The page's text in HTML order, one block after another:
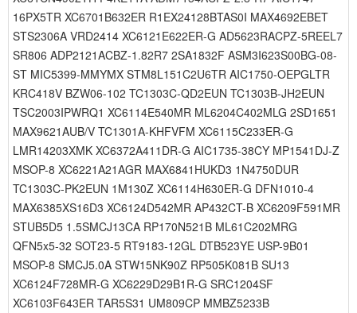
16PX5TR XC6701B632ER R1EX24128BTAS0I MAX4692EBET
STS2306A VRD2414 XC6121E622ER-G AD5623RACPZ-5REEL7
SR806 ADP2121ACBZ-1.82R7 2SA1832F ASM3I623S00BG-08-
ST MIC5399-MMYMX STM8L151C2U6TR AIC1750-OEPGLTR
KRC418V BZW06-102 TC1303C-QD2EUN TC1303B-JH2EUN
TSC2003IPWRQ1 XC6114E540MR ML6204C402MLG 2SD1651
MAX9621AUB/V TC1301A-KHFVFM XC6115C233ER-G
LMR14203XMK XC6372A411DR-G AIC1735-38CY MP1541DJ-Z
MSOP-8 XC6221A21AGR MAX6841HUKD3 1N4750DUR
TC1303C-PK2EUN 1M130Z XC6114H630ER-G DFN1010-4
MAX6385XS16D3 XC6124D542MR AP432CT-B XC6209F591MR
STUB5D5 1.5SMCJ13CA RP170N521B ML61C202MRG
QFN5x5-32 SOT23-5 RT9183-12GL DTB523YE USP-9B01
MSOP-8 SMCJ5.0A STW15NK90Z RP505K081B SU13
XC6124F728MR-G XC6229D29B1R-G SRC1204SF
XC6103F643ER TAR5S31 UM809CP MMBZ5233B